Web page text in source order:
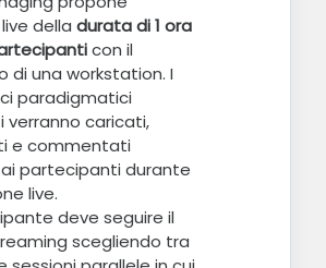
della durata di 1 ora
con il
di una workstation. I
paradigmatici
verranno caricati,
e commentati
partecipanti durante
live.
deve seguire il
scegliendo tra